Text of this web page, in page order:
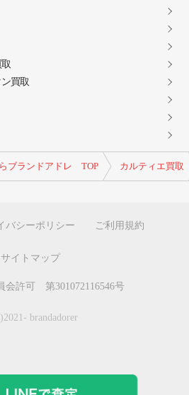
ブランドアドレ TOP カルティエ買取
買取
バシーポリシー ご利用規約
サイトマップ
会許可 第301072116546号
brandadorer